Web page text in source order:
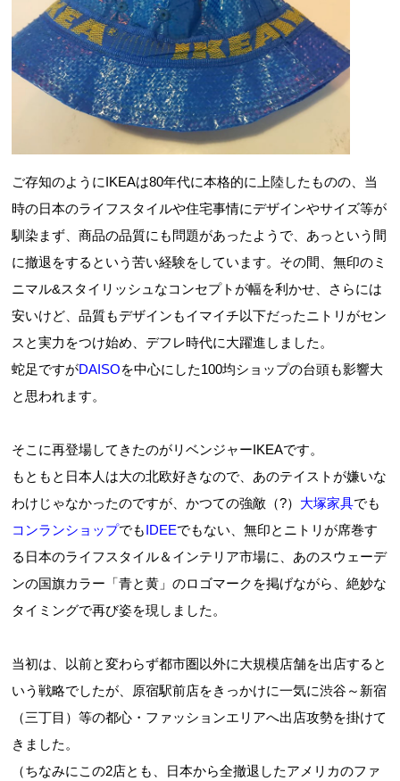
ご存知のようにIKEAは80年代に本格的に上陸したものの、当
時の日本のライフスタイルや住宅事情にデザインやサイズ等が
馴染まず、商品の品質にも問題があったようで、あっという間
に撤退をするという苦い経験をしています。その間、無印のミ
ニマル&スタイリッシュなコンセプトが幅を利かせ、さらには
安いけど、品質もデザインもイマイチ以下だったニトリがセン
スと実力をつけ始め、デフレ時代に大躍進しました。
蛇足ですがDAISOを中心にした100均ショップの台頭も影響大
と思われます。
そこに再登場してきたのがリベンジャーIKEAです。
もともと日本人は大の北欧好きなので、あのテイストが嫌いな
わけじゃなかったのですが、かつての強敵（?） 大塚家具でも
コンランショップでもIDEEでもない、無印とニトリが席巻す
る日本のライフスタイル＆インテリア市場に、あのスウェーデ
ンの国旗カラー「青と黄」のロゴマークを掲げながら、絶妙な
タイミングで再び姿を現しました。
当初は、以前と変わらず都市圏以外に大規模店舗を出店すると
いう戦略でしたが、原宿駅前店をきっかけに一気に渋谷～新宿
（三丁目）等の都心・ファッションエリアへ出店攻勢を掛けて
きました。
（ちなみにこの2店とも、日本から全撤退したアメリカのファ